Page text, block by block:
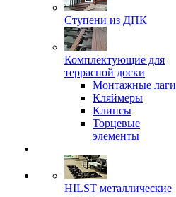
Ступени из ДПК
Комплектующие для
террасной доски
Монтажные лаги
Кляймеры
Клипсы
Торцевые
элементы
HILST металлические